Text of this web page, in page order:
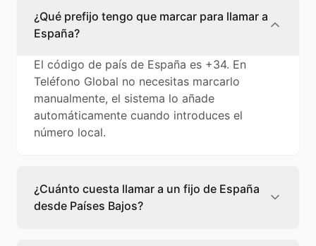
¿Qué prefijo tengo que marcar para llamar a
España?
El código de país de España es +34. En
Teléfono Global no necesitas marcarlo
manualmente, el sistema lo añade
automáticamente cuando introduces el
número local.
¿Cuánto cuesta llamar a un fijo de España
desde Países Bajos?